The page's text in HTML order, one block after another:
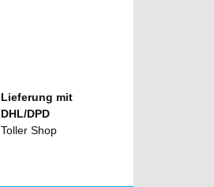
Lieferung mit
DHL/DPD
Toller Shop